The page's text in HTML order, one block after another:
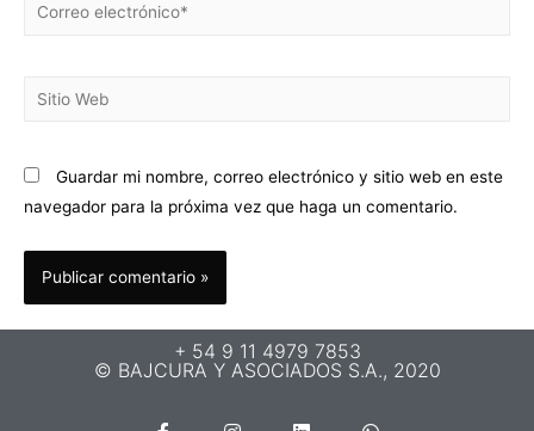
Guardar mi nombre, correo electrónico y sitio web en este
navegador para la próxima vez que haga un comentario.
+ 54 9 11 4979 7853
© BAJCURA Y ASOCIADOS S.A., 2020